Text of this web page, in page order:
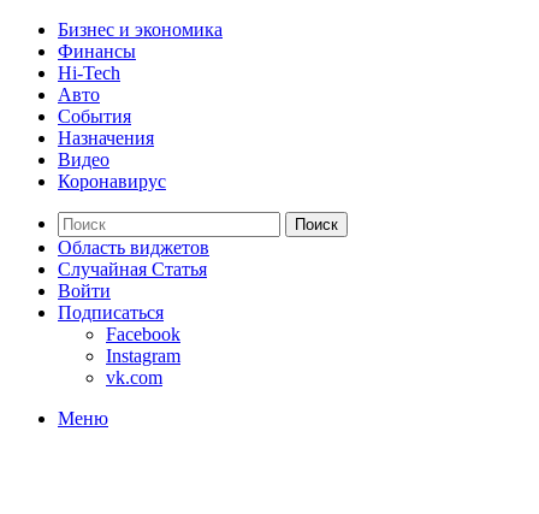
Бизнес и экономика
Финансы
Hi-Tech
Авто
События
Назначения
Видео
Коронавирус
Поиск
Область виджетов
Случайная Статья
Войти
Подписаться
Facebook
Instagram
vk.com
Меню